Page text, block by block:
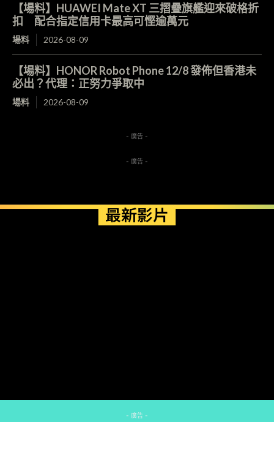
【場料】HUAWEI Mate XT 三摺疊旗艦迎來破格折
扣 配合指定信用卡最高可慳逾萬元
場料 2026-08-09
【場料】HONOR Robot Phone 12/8 發佈但香港未
必出？代理：正努力爭取中
場料 2026-08-09
- 廣告 -
- 廣告 -
最新影片
- 廣告 -